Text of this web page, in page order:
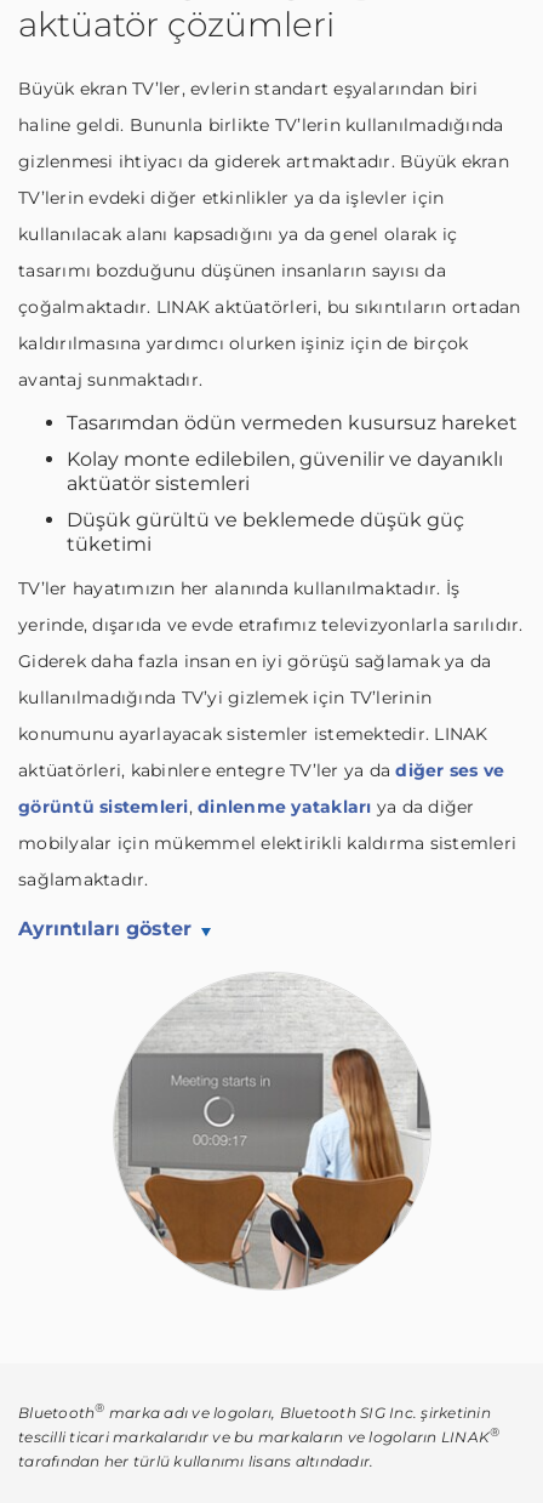
aktüatör çözümleri
Büyük ekran TV’ler, evlerin standart eşyalarından biri
haline geldi. Bununla birlikte TV’lerin kullanılmadığında
gizlenmesi ihtiyacı da giderek artmaktadır. Büyük ekran
TV’lerin evdeki diğer etkinlikler ya da işlevler için
kullanılacak alanı kapsadığını ya da genel olarak iç
tasarımı bozduğunu düşünen insanların sayısı da
çoğalmaktadır. LINAK aktüatörleri, bu sıkıntıların ortadan
kaldırılmasına yardımcı olurken işiniz için de birçok
avantaj sunmaktadır.
Tasarımdan ödün vermeden kusursuz hareket
Kolay monte edilebilen, güvenilir ve dayanıklı
aktüatör sistemleri
Düşük gürültü ve beklemede düşük güç
tüketimi
TV’ler hayatımızın her alanında kullanılmaktadır. İş
yerinde, dışarıda ve evde etrafımız televizyonlarla sarılıdır.
Giderek daha fazla insan en iyi görüşü sağlamak ya da
kullanılmadığında TV’yi gizlemek için TV’lerinin
konumunu ayarlayacak sistemler istemektedir. LINAK
aktüatörleri, kabinlere entegre TV’ler ya dadiğer ses ve
görüntü sistemleri, dinlenme yatakları ya da diğer
mobilyalar için mükemmel elektirikli kaldırma sistemleri
sağlamaktadır.
Ayrıntıları göster
Bluetooth® marka adı ve logoları, Bluetooth SIG Inc. şirketinin
tescilli ticari markalarıdır ve bu markaların ve logoların LINAK®
tarafından her türlü kullanımı lisans altındadır.